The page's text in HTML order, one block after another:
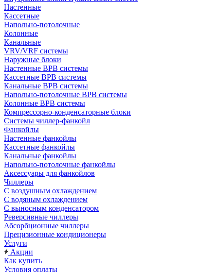
Настенные
Кассетные
Напольно-потолочные
Колонные
Канальные
VRV/VRF системы
Наружные блоки
Настенные ВРВ системы
Кассетные ВРВ системы
Канальные ВРВ системы
Напольно-потолочные ВРВ системы
Колонные ВРВ системы
Компрессорно-конденсаторные блоки
Системы чиллер-фанкойл
Фанкойлы
Настенные фанкойлы
Кассетные фанкойлы
Канальные фанкойлы
Напольно-потолочные фанкойлы
Аксессуары для фанкойлов
Чиллеры
С воздушным охлаждением
С водяным охлаждением
С выносным конденсатором
Реверсивные чиллеры
Абсорбционные чиллеры
Прецизионные кондиционеры
Услуги
Акции
Как купить
Условия оплаты